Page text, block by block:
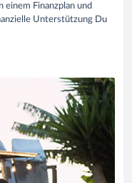
Finanzplan und
Unterstützung Du